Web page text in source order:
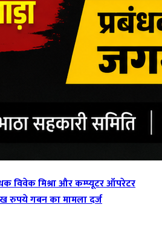
विवेक मिश्रा और कम्प्यूटर ऑपरेटर
रुपये गबन का मामला दर्ज